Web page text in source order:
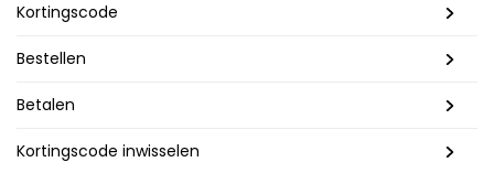
Kortingscode
Bestellen
Betalen
Kortingscode inwisselen